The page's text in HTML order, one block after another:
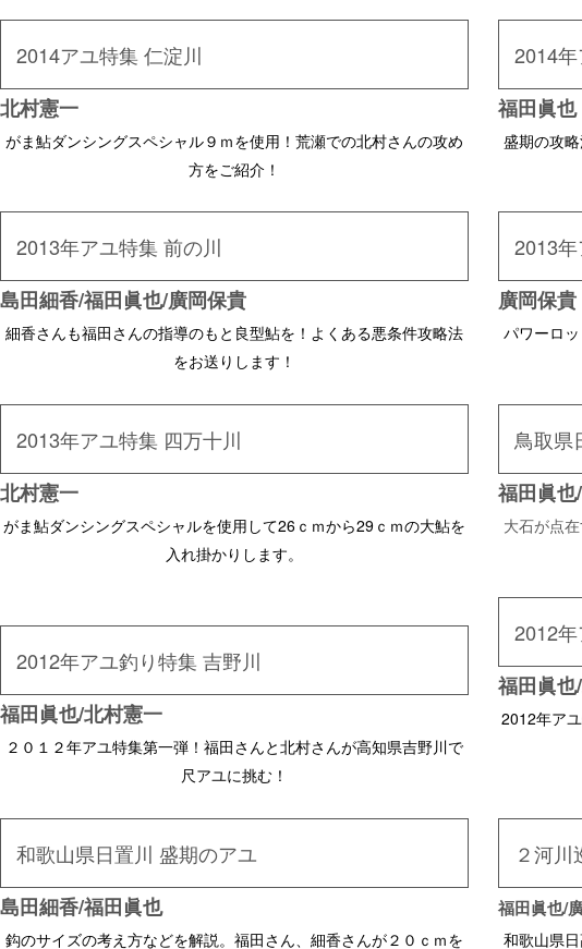
2014アユ特集 仁淀川
北村憲一
がま鮎ダンシングスペシャル９ｍを使用！荒瀬での北村さんの攻め
方をご紹介！
2014
福田眞也
盛期の攻
2013年アユ特集 前の川
島田細香/福田眞也/廣岡保貴
細香さんも福田さんの指導のもと良型鮎を！よくある悪条件攻略法
をお送りします！
2013
廣岡保貴
パワーロ
2013年アユ特集 四万十川
北村憲一
がま鮎ダンシングスペシャルを使用して26ｃｍから29ｃｍの大鮎を
入れ掛かりします。
鳥取県
福田眞
大石が点
2012年アユ釣り特集 吉野川
福田眞也/北村憲一
２０１２年アユ特集第一弾！福田さんと北村さんが高知県吉野川で
尺アユに挑む！
2012
福田眞
2012年ア
和歌山県日置川 盛期のアユ
島田細香/福田眞也
鈎のサイズの考え方などを解説。福田さん、細香さんが２０ｃｍを
２河
福田眞也/
和歌山県